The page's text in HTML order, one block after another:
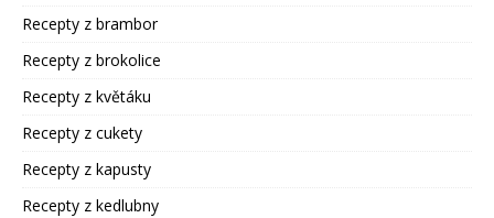
Recepty z brambor
Recepty z brokolice
Recepty z květáku
Recepty z cukety
Recepty z kapusty
Recepty z kedlubny